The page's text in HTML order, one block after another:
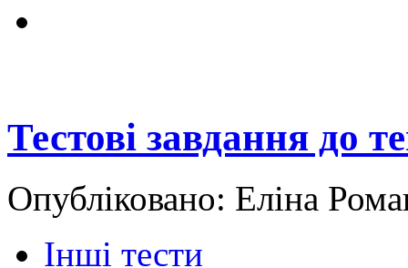
Тестові завдання до
Опубліковано: Еліна
Інші тести